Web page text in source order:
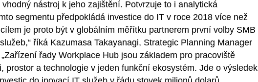
nástroj k jeho zajištění. Potvrzuje to i analytická
segmentu předpokládá investice do IT v roce 2018 více než
je proto být v globálním měřítku partnerem první volby SMB
říká Kazumasa Takayanagi, Strategic Planning Manager
řady Workplace Hub jsou základem pro pracoviště
prostor a technologie v jeden funkční ekosystém. Jde o výsledek